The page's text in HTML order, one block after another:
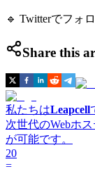
🔹 Twitterでフォ
Share this
私たちはLeapcell
次世代のWebホ
が可能です。
20
=